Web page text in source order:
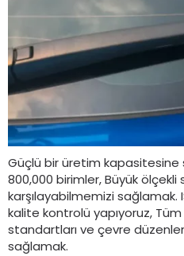
Güçlü bir üretim kapasitesine
800,000 birimler, Büyük
karşılayabilmemizi sağlamak.
kalite kontrolü yapıyoruz,
standartları ve çevre
sağlamak.